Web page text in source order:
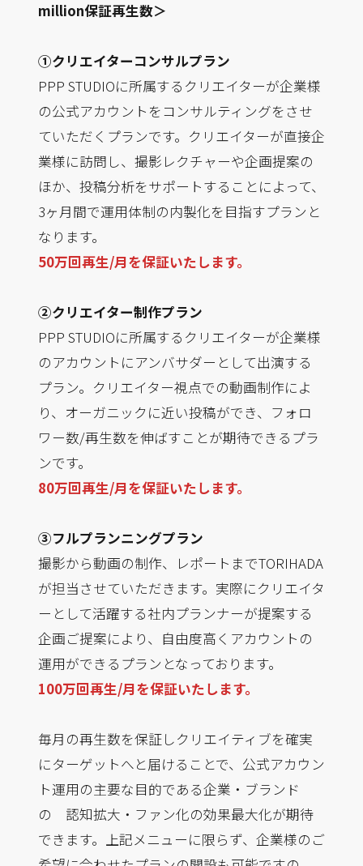
million保証再生数＞
①クリエイターコンサルプラン
PPP STUDIOに所属するクリエイターが企業様
の公式アカウントをコンサルティングをさせ
ていただくプランです。クリエイターが直接企
業様に訪問し、撮影レクチャーや企画提案の
ほか、投稿分析をサポートすることによって、
3ヶ月間で運用体制の内製化を目指すプランと
なります。
50万回再生/月を保証いたします。
②クリエイター制作プラン
PPP STUDIOに所属するクリエイターが企業様
のアカウントにアンバサダーとして出演する
プラン。クリエイター視点での動画制作によ
り、オーガニックに近い投稿ができ、フォロ
ワー数/再生数を伸ばすことが期待できるプラ
ンです。
80万回再生/月を保証いたします。
③フルプランニングプラン
撮影から動画の制作、レポートまでTORIHADA
が担当させていただきます。実際にクリエイタ
ーとして活躍する社内プランナーが提案する
企画ご提案により、自由度高くアカウントの
運用ができるプランとなっております。
100万回再生/月を保証いたします。
毎月の再生数を保証しクリエイティブを確実
にターゲットへと届けることで、公式アカウン
ト運用の主要な目的である企業・ブランド
の 認知拡大・ファン化の効果最大化が期待
できます。上記メニューに限らず、企業様のご